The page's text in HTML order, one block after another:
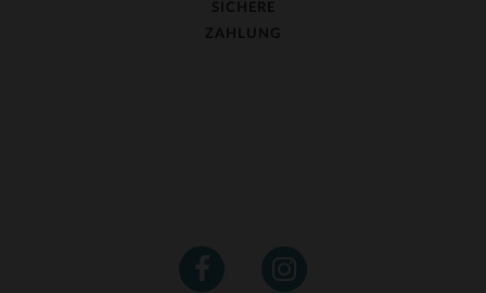
SICHERE
ZAHLUNG